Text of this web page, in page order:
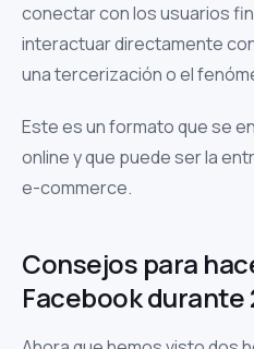
conectar con los usuarios
interactuar directamente
una tercerización o el
Este es un formato que se
online y que puede ser la
e-commerce.
Consejos para
Facebook durante